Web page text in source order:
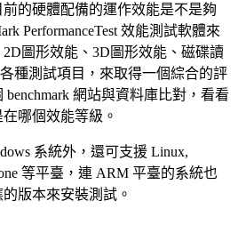
的硬體配備的運作效能是不是夠
PerformanceTest 效能測試軟體來
圖形效能、3D圖形效能、磁碟讀
種測試項目，來取得一個綜合的評
網站與資料庫比對，看看
哪個效能等級。
系統外，還可支援 Linux,
等平臺，連 ARM 平臺的系統也
版本來安裝測試。